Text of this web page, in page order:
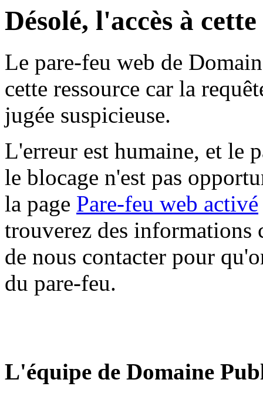
Désolé, l'accès à
Le pare-feu web de
cette ressource car la
jugée suspicieuse.
L'erreur est humaine, et le
le blocage n'est pas
la page Pare-feu web activé
trouverez des informations
de nous contacter pour
du pare-feu.
L'équipe de Domaine